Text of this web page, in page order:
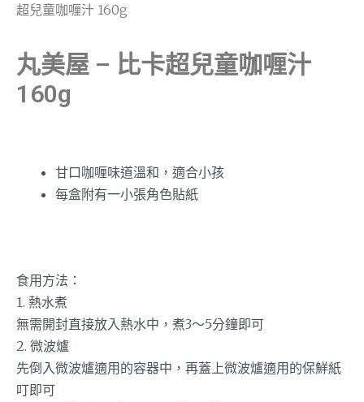
超兒童咖喱汁 160g
丸美屋 – 比卡超兒童咖喱汁
160g
甘口咖喱味道溫和，適合小孩
每盒附有一小張角色貼紙
食用方法：
1. 熱水煮
無需開封直接放入熱水中，煮3～5分鐘即可
2. 微波爐
先倒入微波爐適用的容器中，再蓋上微波爐適用的保鮮紙
叮即可